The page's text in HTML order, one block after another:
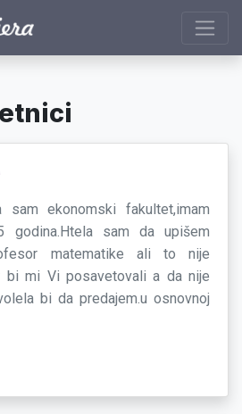
sam ekonomski fakultet,imam
godina.Htela sam da upišem
matematike ali to nije
bi mi Vi posavetovali a da nije
bi da predajem.u osnovnoj